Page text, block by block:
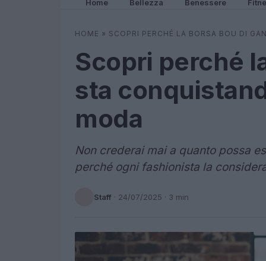
Home Bellezza Benessere
HOME » SCOPRI PERCHÉ LA BORSA BOU DI
Scopri perché
sta
moda
Non crederai mai a quanto possa
perché ogni fashionista la
Staff · 24/07/2025 · 3 min